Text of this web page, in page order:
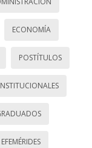
ECONOMÍA
POSTÍTULOS
EFEMÉRIDES